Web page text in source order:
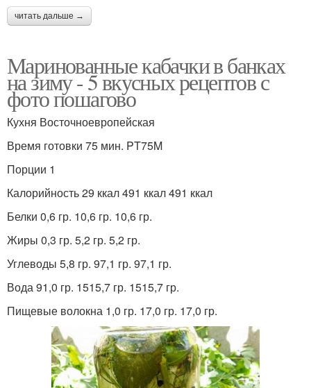
читать дальше →
Маринованные кабачки в банках
на зиму - 5 вкусных рецептов с
фото пошагово
Кухня Восточноевропейская
Время готовки 75 мин. PT75M
Порции 1
Калорийность 29 ккал 491 ккал 491 ккал
Белки 0,6 гр. 10,6 гр. 10,6 гр.
Жиры 0,3 гр. 5,2 гр. 5,2 гр.
Углеводы 5,8 гр. 97,1 гр. 97,1 гр.
Вода 91,0 гр. 1515,7 гр. 1515,7 гр.
Пищевые волокна 1,0 гр. 17,0 гр. 17,0 гр.